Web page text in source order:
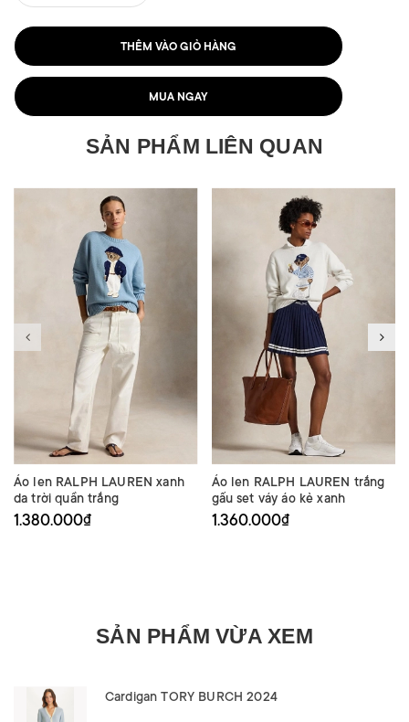
THÊM VÀO GIỎ HÀNG
MUA NGAY
SẢN PHẨM LIÊN QUAN
Áo len RALPH LAUREN xanh
da trời quần trắng
1.380.000₫
Áo len RALPH LAUREN trắng
gấu set váy áo kẻ xanh
1.360.000₫
SẢN PHẨM VỪA XEM
Cardigan TORY BURCH 2024